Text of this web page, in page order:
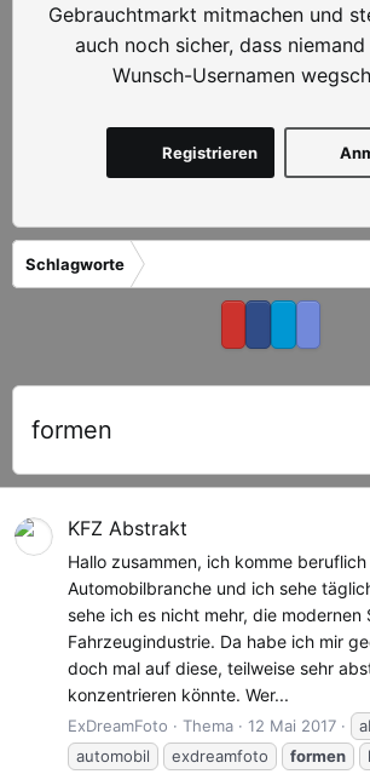
Gebrauchtmarkt mitmachen und
auch noch sicher, dass
Wunsch-Usernamen
Registrieren
Schlagworte
formen
KFZ Abstrakt
Hallo zusammen, ich komme
Automobilbranche und ich sehe
sehe ich es nicht mehr, die modernen
Fahrzeugindustrie. Da habe ich mir
doch mal auf diese, teilweise sehr
konzentrieren könnte. Wer...
ExDreamFoto Thema 12 Mai 2017
automobil
exdreamfoto formen